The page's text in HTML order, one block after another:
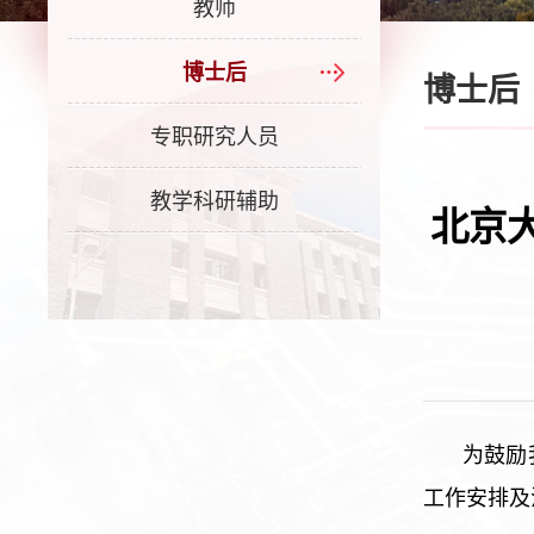
教师
博士后
专职研究人员
教学科研辅助
博士后
北京
为鼓
工作安排及